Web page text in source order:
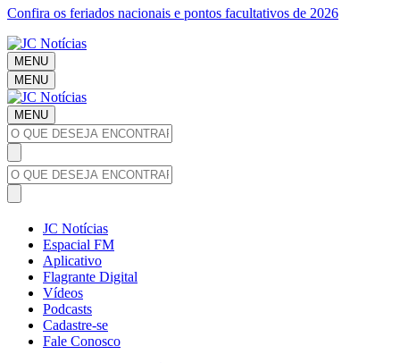
Confira os feriados nacionais e pontos facultativos de 2026
MENU
MENU
MENU
JC Notícias
Espacial FM
Aplicativo
Flagrante Digital
Vídeos
Podcasts
Cadastre-se
Fale Conosco